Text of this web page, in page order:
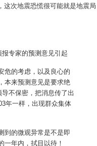
这次地震恐慌很可能就是地震局
报专家的预测意见引起
危的考虑，以及良心的
本来预测意见是要求绝
不保密，把消息传了出
年一样，出现群众集体
到的微观异常是不是即
一年内，拭目以待！